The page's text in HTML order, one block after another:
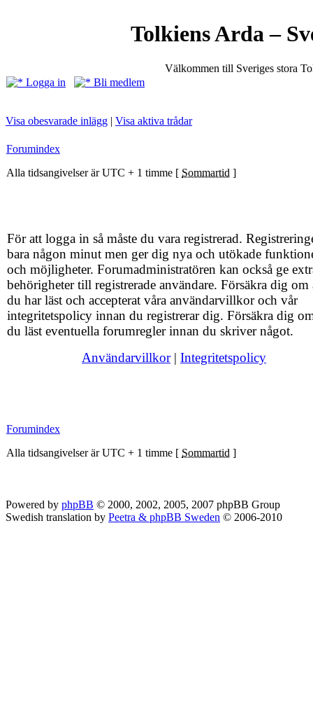
Tolkiens Arda –
Välkommen till Sveriges stora
Logga in
Bli medlem
Visa obesvarade inlägg | Visa aktiva trådar
Forumindex
Alla tidsangivelser är UTC + 1 timme [ Sommartid ]
För att logga in så måste du vara registrerad.
bara någon minut men ger dig nya och utökade
och möjligheter. Forumadministratören kan också ge
behörigheter till registrerade användare. Försäkra dig om
du har läst och accepterat våra användarvillkor och vår
integritetspolicy innan du registrerar dig. Försäkra dig
du läst eventuella forumregler innan du skriver något.
Användarvillkor| Integritetspolicy
Forumindex
Alla tidsangivelser är UTC + 1 timme [ Sommartid ]
Powered by phpBB © 2000, 2002, 2005, 2007 phpBB Group
Swedish translation by Peetra & phpBB Sweden © 2006-2010